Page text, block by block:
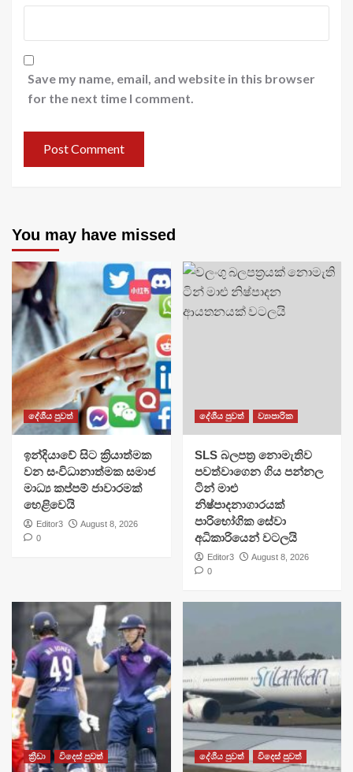
Save my name, email, and website in this browser
for the next time I comment.
You may have missed
දේශීය පුවත්
​ඉන්දියාවේ සිට ක්‍රියාත්මක
වන සංවිධානාත්මක සමාජ
මාධ්‍ය කප්පම් ජාවාරමක්
හෙළිවෙයි
Editor3
August 8, 2026
0
දේශීය පුවත් ව්‍යාපාරික
SLS බලපත්‍ර නොමැතිව
පවත්වාගෙන ගිය පන්නල
ටින් මාළු
නිෂ්පාදනාගාරයක්
පාරිභෝගික සේවා
අධිකාරියෙන් වටලයි
Editor3
August 8, 2026
0
ක්‍රීඩා විදෙස් පුවත් දේශීය පුවත් විදෙස් පුවත්